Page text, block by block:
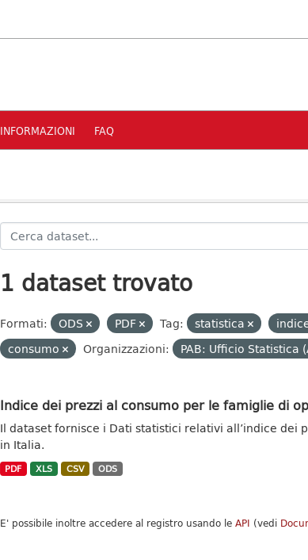
INFORMAZIONI FAQ
1 dataset trovato
Formati: ODS PDF Tag: statistica
consumo
Organizzazioni: PAB: Ufficio Statistica
Indice dei prezzi al consumo per le famiglie di
Il dataset fornisce i Dati statistici relativi all’indice dei
in Italia.
PDF XLS CSV ODS
E' possibile inoltre accedere al registro usando le API (vedi